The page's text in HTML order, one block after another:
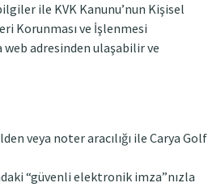
ile KVK Kanunu’nun Kişisel
Korunması ve İşlenmesi
web adresinden ulaşabilir ve
veya noter aracılığı ile Carya Golf
“güvenli elektronik imza”nızla